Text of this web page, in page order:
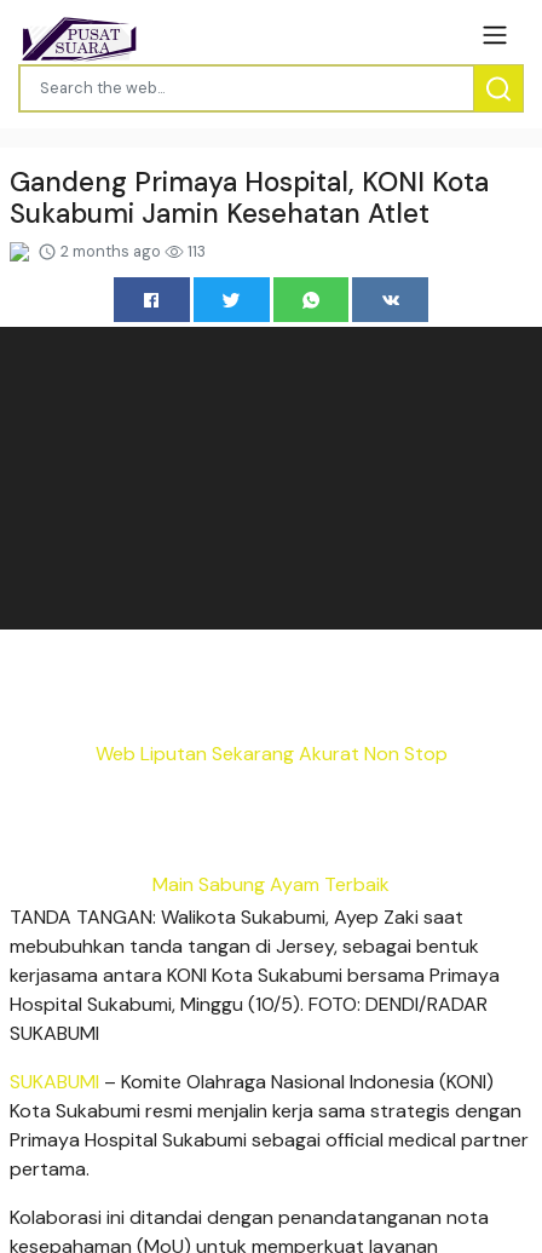
Gandeng Primaya Hospital, KONI Kota
Sukabumi Jamin Kesehatan Atlet
2 months ago 113
Web Liputan Sekarang Akurat Non Stop
Main Sabung Ayam Terbaik
TANDA TANGAN: Walikota Sukabumi, Ayep Zaki saat
mebubuhkan tanda tangan di Jersey, sebagai bentuk
kerjasama antara KONI Kota Sukabumi bersama Primaya
Hospital Sukabumi, Minggu (10/5). FOTO: DENDI/RADAR
SUKABUMI
SUKABUMI – Komite Olahraga Nasional Indonesia (KONI)
Kota Sukabumi resmi menjalin kerja sama strategis dengan
Primaya Hospital Sukabumi sebagai official medical partner
pertama.
Kolaborasi ini ditandai dengan penandatanganan nota
kesepahaman (MoU) untuk memperkuat layanan